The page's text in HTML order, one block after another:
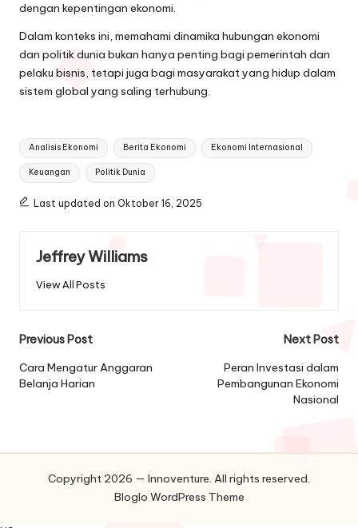
dengan kepentingan ekonomi.
Dalam konteks ini, memahami dinamika hubungan ekonomi
dan politik dunia bukan hanya penting bagi pemerintah dan
pelaku bisnis, tetapi juga bagi masyarakat yang hidup dalam
sistem global yang saling terhubung.
Tags:
Analisis Ekonomi Berita Ekonomi Ekonomi Internasional
Keuangan Politik Dunia
Last updated on Oktober 16, 2025
Jeffrey Williams
View All Posts
Post
navigation
Previous Post
Cara Mengatur Anggaran
Belanja Harian
Next Post
Peran Investasi dalam
Pembangunan Ekonomi
Nasional
Copyright 2026 — Innoventure. All rights reserved.
Bloglo WordPress Theme